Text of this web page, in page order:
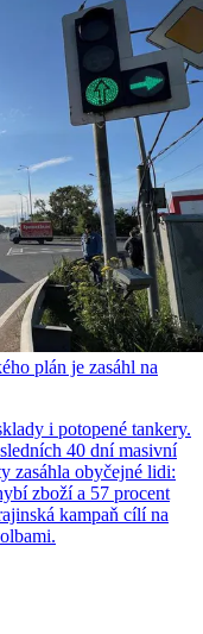
plán je zasáhl na
i potopené tankery.
40 dní masivní
zasáhla obyčejné lidi:
zboží a 57 procent
kampaň cílí na